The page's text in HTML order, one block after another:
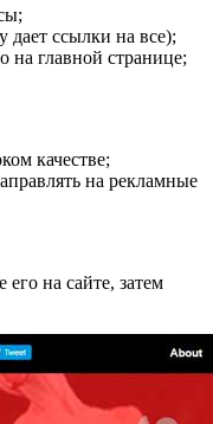
дает ссылки на все);
на главной странице;
качестве;
на рекламные
его на сайте, затем